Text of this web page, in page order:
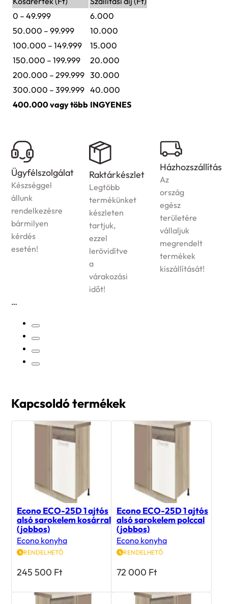
0 – 49.999
6.000
50.000 – 99.999
10.000
100.000 – 149.999
15.000
150.000 – 199.999
20.000
200.000 – 299.999 30.000
300.000 – 399.999 40.000
400.000 vagy több INGYENES
Ügyfélszolgálat
Készséggel
állunk
rendelkezésre
bármilyen
kérdés
esetén!
Raktárkészlet
Legtöbb
termékünket
készleten
tartjuk,
ezzel
lerövidítve
a
várakozási
időt!
Házhozszállítás
Az
ország
egész
területére
vállaljuk
megrendelt
termékek
kiszállítását!
Econo ECO-25D 1 ajtós
alsó sarokelem kosárral
(jobbos)
Econo konyha
RENDELHETŐ
245 500
Econo ECO-25D 1 ajtós
alsó sarokelem polccal
(jobbos)
Econo konyha
RENDELHETŐ
72 000